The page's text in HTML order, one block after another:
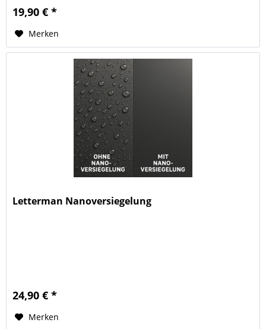
19,90 € *
Merken
Letterman Nanoversiegelung
24,90 € *
Merken